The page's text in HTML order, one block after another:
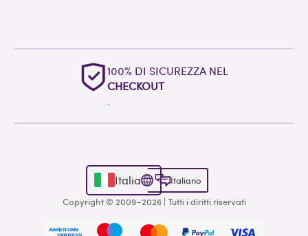
100% DI SICUREZZA NEL
CHECKOUT
Italia
Italiano
Copyright © 2009–2026 | Tutti i diritti riservati